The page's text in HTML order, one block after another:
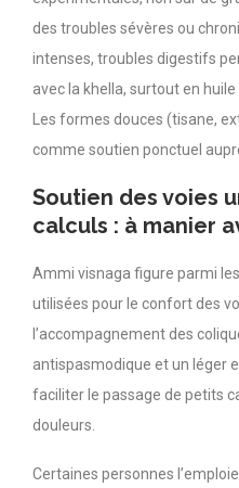
des troubles sévères ou
intenses, troubles digestifs
avec la khella, surtout en
Les formes douces (tisane,
comme soutien ponctuel
Soutien des voies
calculs : à manier
Ammi visnaga figure parmi
utilisées pour le confort des
l’accompagnement des
antispasmodique et un léger
faciliter le passage de petits
douleurs.
Certaines personnes